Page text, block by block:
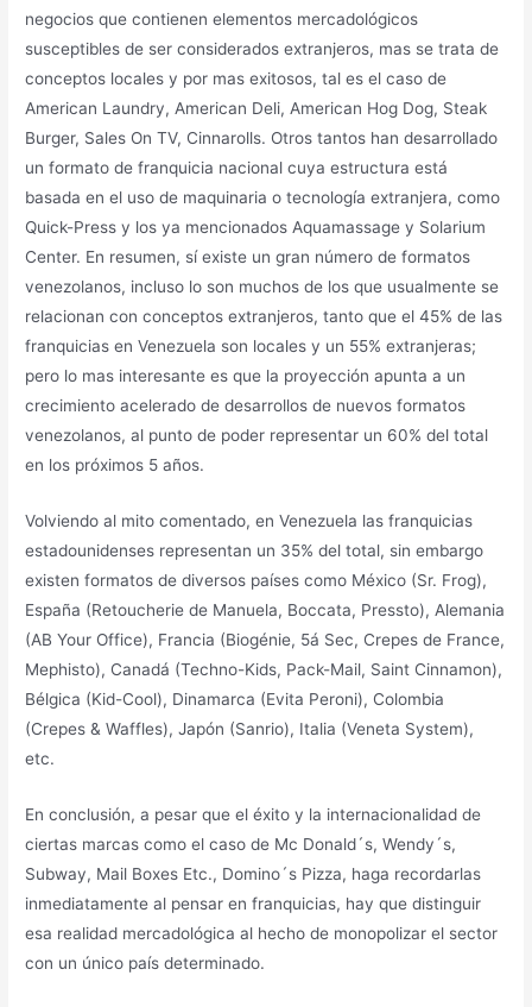
negocios que contienen elementos mercadológicos
susceptibles de ser considerados extranjeros, mas se trata de
conceptos locales y por mas exitosos, tal es el caso de
American Laundry, American Deli, American Hog Dog, Steak
Burger, Sales On TV, Cinnarolls. Otros tantos han desarrollado
un formato de franquicia nacional cuya estructura está
basada en el uso de maquinaria o tecnología extranjera, como
Quick-Press y los ya mencionados Aquamassage y Solarium
Center. En resumen, sí existe un gran número de formatos
venezolanos, incluso lo son muchos de los que usualmente se
relacionan con conceptos extranjeros, tanto que el 45% de las
franquicias en Venezuela son locales y un 55% extranjeras;
pero lo mas interesante es que la proyección apunta a un
crecimiento acelerado de desarrollos de nuevos formatos
venezolanos, al punto de poder representar un 60% del total
en los próximos 5 años.
Volviendo al mito comentado, en Venezuela las franquicias
estadounidenses representan un 35% del total, sin embargo
existen formatos de diversos países como México (Sr. Frog),
España (Retoucherie de Manuela, Boccata, Pressto), Alemania
(AB Your Office), Francia (Biogénie, 5á Sec, Crepes de France,
Mephisto), Canadá (Techno-Kids, Pack-Mail, Saint Cinnamon),
Bélgica (Kid-Cool), Dinamarca (Evita Peroni), Colombia
(Crepes & Waffles), Japón (Sanrio), Italia (Veneta System),
etc.
En conclusión, a pesar que el éxito y la internacionalidad de
ciertas marcas como el caso de Mc Donald´s, Wendy´s,
Subway, Mail Boxes Etc., Domino´s Pizza, haga recordarlas
inmediatamente al pensar en franquicias, hay que distinguir
esa realidad mercadológica al hecho de monopolizar el sector
con un único país determinado.